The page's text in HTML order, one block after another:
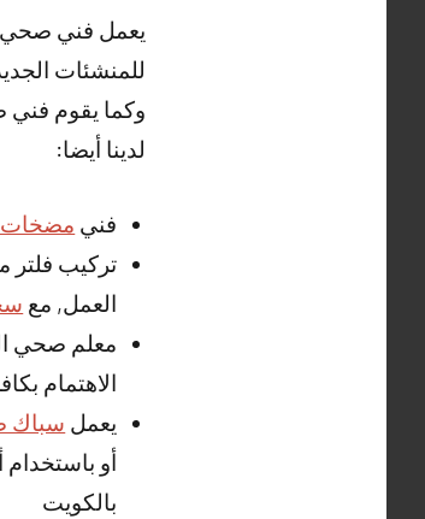
يعمل فني صحي
للمنشئات
وكما يقوم فني
لدينا أيضا:
فني مضخات
تركيب فلتر
العمل, مع
معلم صحي
الاهتمام
يعمل سباك
أو
بالكويت